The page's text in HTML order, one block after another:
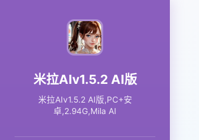
米拉AIv1.5.2 AI版
米拉AIv1.5.2 AI版,PC+安
卓,2.94G,Mila AI